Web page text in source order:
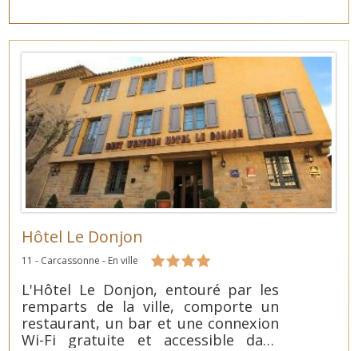
Hôtel Le Donjon
11 - Carcassonne - En ville
L'Hôtel Le Donjon, entouré par les
remparts de la ville, comporte un
restaurant, un bar et une connexion
Wi-Fi gratuite et accessible dans